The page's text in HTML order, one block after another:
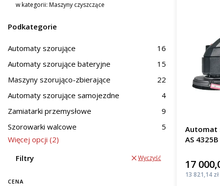
w kategorii: Maszyny czyszczące
Podkategorie
Automaty szorujące
16
Automaty szorujące bateryjne
15
Maszyny szorująco-zbierające
22
Automaty szorujące samojezdne
4
Zamiatarki przemysłowe
9
Szorowarki walcowe
5
Więcej opcji (2)
Filtry
Wyczyść
CENA
Na
woj.
woj.
Automat
AS 4325B
Cena
17
Cena
13 821,14 zł